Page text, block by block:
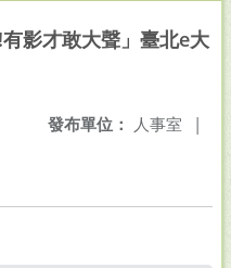
影才敢大聲」臺北e大
發布單位： 人事室 |